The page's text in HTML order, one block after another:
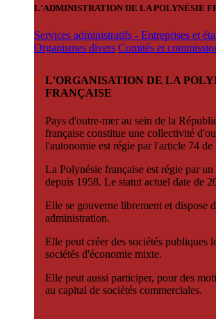
L'ADMINISTRATION DE LA POLYNÉSIE
Services administratifs - Entreprises et
Organismes divers Comités et
L'ORGANISATION DE LA
FRANÇAISE
Pays d'outre-mer au sein de la
française constitue une collectivité
l'autonomie est régie par l'article 74
La Polynésie française est régie par
depuis 1958. Le statut actuel date de
Elle se gouverne librement et dispose
administration.
Elle peut créer des sociétés publiques
sociétés d'économie mixte.
Elle peut aussi participer, pour des
au capital de sociétés commerciales.